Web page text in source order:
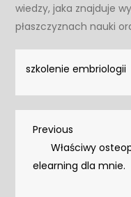
wiedzy, jaka znajduje
płaszczyznach nauki
szkolenie embriologii
wpisu
Previous
Post
Previous
Właściwy
elearning dla mnie.